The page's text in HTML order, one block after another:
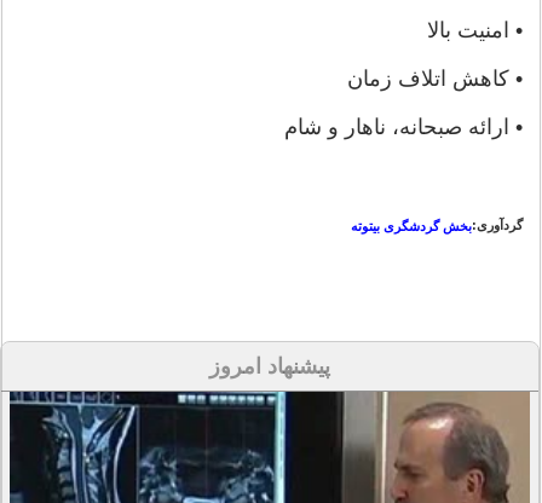
• امنیت بالا
• کاهش اتلاف زمان
• ارائه صبحانه، ناهار و شام
گردآوری:بخش گردشگری بیتوته
پیشنهاد امروز